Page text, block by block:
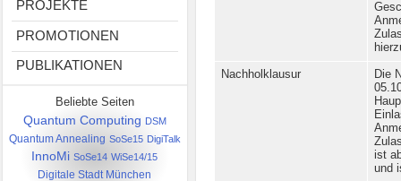
PROJEKTE
PROMOTIONEN
PUBLIKATIONEN
Beliebte Seiten
Quantum Computing DSM
Quantum Annealing SoSe15 DigiTalk
InnoMi SoSe14 WiSe14/15
Digitale Stadt München
Nachholklausur
Die
ist
und